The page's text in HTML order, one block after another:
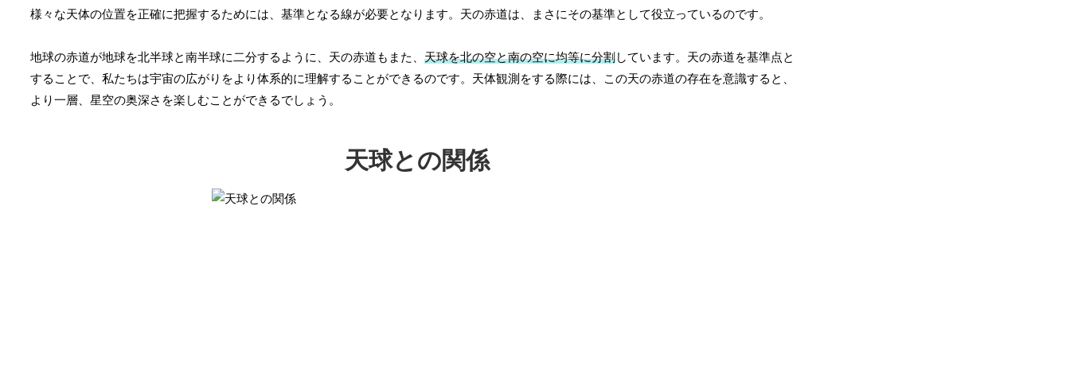
様々な天体の位置を正確に把握するためには、基準となる線が必要となります。天の赤道は、まさにその基準として役立っているのです。
地球の赤道が地球を北半球と南半球に二分するように、天の赤道もまた、 天球を北の空と南の空に均等に分割しています。天の赤道を基準点と
することで、私たちは宇宙の広がりをより体系的に理解することができるのです。天体観測をする際には、この天の赤道の存在を意識すると、
より一層、星空の奥深さを楽しむことができるでしょう。
天球との関係